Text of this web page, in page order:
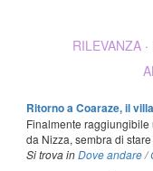
RILEVANZA ·
Ritorno a Coaraze, il
Finalmente
da Nizza, sembra di
Si trova in Dove andare /